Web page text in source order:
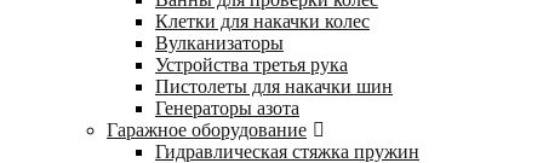
Клетки для накачки колес
Вулканизаторы
Устройства третья рука
Пистолеты для накачки шин
Генераторы азота
Гаражное оборудование
Гидравлическая стяжка пружин